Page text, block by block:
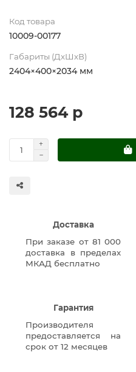
Код товара
10009-00177
Габариты (ДхШхВ)
2404×400×2034 мм
128 564 р
Доставка
При заказе от 81 000
доставка в пределах
МКАД бесплатно
Гарантия
Производителя
предоставляется на
срок от 12 месяцев